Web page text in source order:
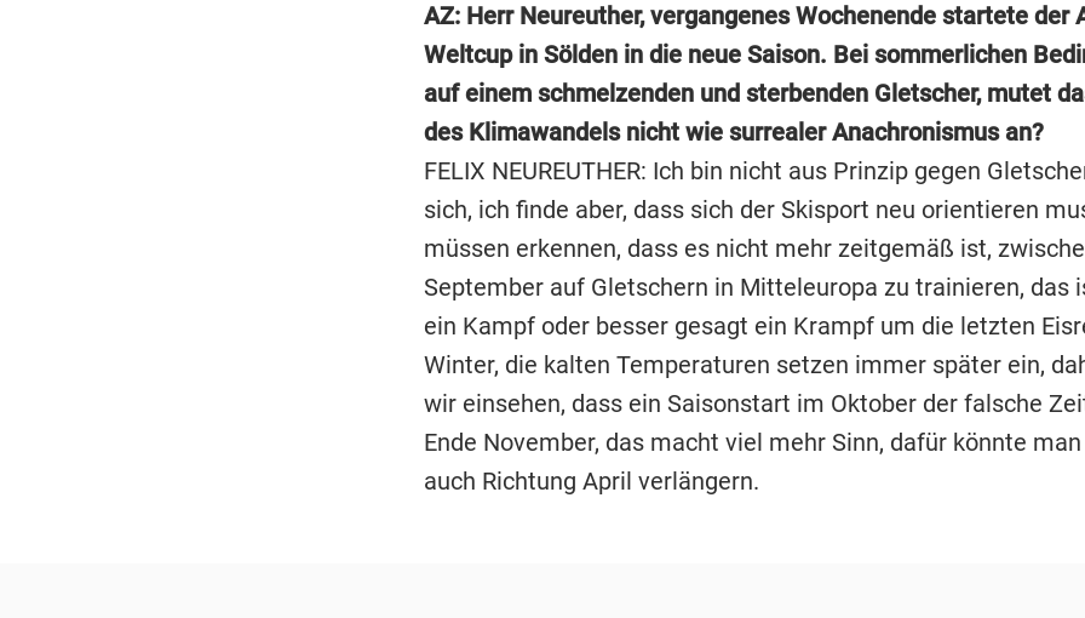
AZ: Herr Neureuther, vergangenes Wochenende startete der
Weltcup in Sölden in die neue Saison. Bei sommerlichen
auf einem schmelzenden und sterbenden Gletscher, mutet
des Klimawandels nicht wie surrealer Anachronismus an?
FELIX NEUREUTHER: Ich bin nicht aus Prinzip gegen
sich, ich finde aber, dass sich der Skisport neu orientieren
müssen erkennen, dass es nicht mehr zeitgemäß ist,
September auf Gletschern in Mitteleuropa zu trainieren, das
ein Kampf oder besser gesagt ein Krampf um die letzten
Winter, die kalten Temperaturen setzen immer später ein,
wir einsehen, dass ein Saisonstart im Oktober der falsche
Ende November, das macht viel mehr Sinn, dafür könnte
auch Richtung April verlängern.